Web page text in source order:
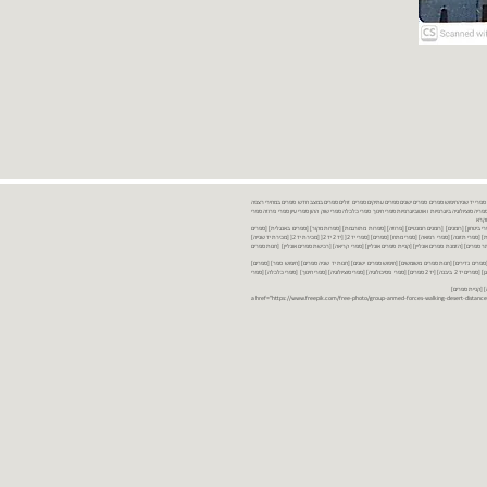
ספרים יד שניה ספרים משומשים ספרים חדשים ספרים יד 2 מכירת ספרים יד שניה ספרי יד שניהחיפוש ספרים ספרים ישנים ספרים עתיקים ספרים זולים ספרים במצב חדש ספרים במחירי רצפה
במבצע ספרים יד 2 ברמת גן ספרים יד 2 ביבנה יד 2 ספרים ספרי פסיכולוגיה ספריה סוציולוגיה ביוגרפיות ו אוטוביוגרפיות ספרי חינוך ספרי כלכלה ספרי שוק ההון ספרי עיון ספרי פרוזה ספרי
ביטחון] [רומנים] [רומנים רומנטיים] [פרוזה] [ספרות מתורגמת] [ספרות מקור] [ספרים באנגלית] [ספרים
חדשים מהחנות] [ספרים מומלצים] [ספרי בישול] [ספרי עידן חדש] [ספרי עסקים] [ספרי מורשת] [מחזות] [ספרי שירה] [ספרי בריאות] [ספרי תזונה] [ספרי רפואה] [ספרי מתח] [ספרים] [ספרי יד 2[ [יד 2 יד 2[ [מכירת יד 2[ [מכירת יד שנייה]
יד 2[ [ספר] [ספרים יד 2[ [הזמנת ספרים] [יד 2 ספרים] [ספרים בזול] [אתר ספרים] [הזמנת ספרים אונליין] [קניית ספרים אונליין] [ספרי קריאה] [רכישת ספרים אונליין] [חנות ספרים
נדירים] [חנות ספרים משומשים] [חיפוש ספרים ישנים] [חנות יד שניה ספרים] [חיפוש ספר] [ספרים]
[חנות ספרים זולים] [ספרים חדשים] [ספרים במחירי רצפה] [ספרים במשלוח חינם] [ספרים במשלוח עד הבית] [ספרים יד 2 ברמת גן] [ספרים יד 2 ביבנה] [יד 2 ספרים] [ספרי פסיכולוגיה] [ספרי סוציולוגיה] [ספרי חינוך] [ספרי כלכלה] [ספרי
[קניית ספרים]
<a href="https://www.freepik.com/free-photo/group-armed-forces-walking-desert-